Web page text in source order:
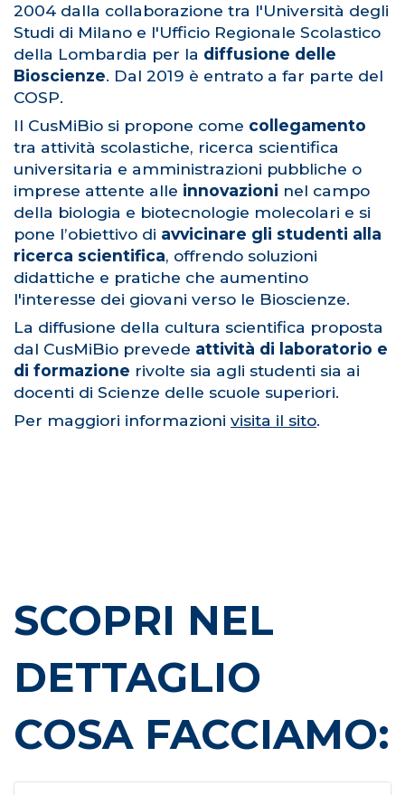
2004 dalla collaborazione tra l'Università degli
Studi di Milano e l'Ufficio Regionale Scolastico
della Lombardia per la diffusione delle
Bioscienze. Dal 2019 è entrato a far parte del
COSP.
Il CusMiBio si propone come collegamento
tra attività scolastiche, ricerca scientifica
universitaria e amministrazioni pubbliche o
imprese attente alle innovazioni nel campo
della biologia e biotecnologie molecolari e si
pone l’obiettivo di avvicinare gli studenti alla
ricerca scientifica, offrendo soluzioni
didattiche e pratiche che aumentino
l'interesse dei giovani verso le Bioscienze.
La diffusione della cultura scientifica proposta
dal CusMiBio prevede attività di laboratorio e
di formazione rivolte sia agli studenti sia ai
docenti di Scienze delle scuole superiori.
Per maggiori informazioni visita il sito.
SCOPRI NEL
DETTAGLIO
COSA FACCIAMO: